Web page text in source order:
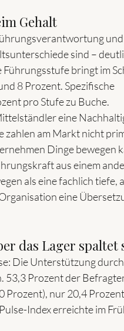
Gehalt
sind –
bringt im
8 Prozent. Spezifische
pro Stufe zu Buche.
eine
zahlen am Markt nicht
Dinge bewegen
aus einem
als eine fachlich tiefe,
eine
das Lager spaltet
Die Unterstützung
53,3 Prozent der
nur 20,4
Index erreichte im